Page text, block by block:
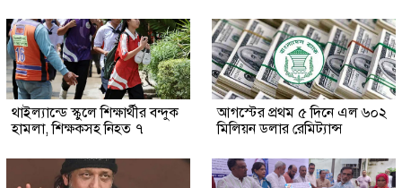
থাইল্যান্ডে স্কুলে শিক্ষার্থীর বন্দুক
হামলা, শিক্ষকসহ নিহত ৭
আগস্টের প্রথম ৫ দিনে এল ৬০২
মিলিয়ন ডলার রেমিট্যান্স